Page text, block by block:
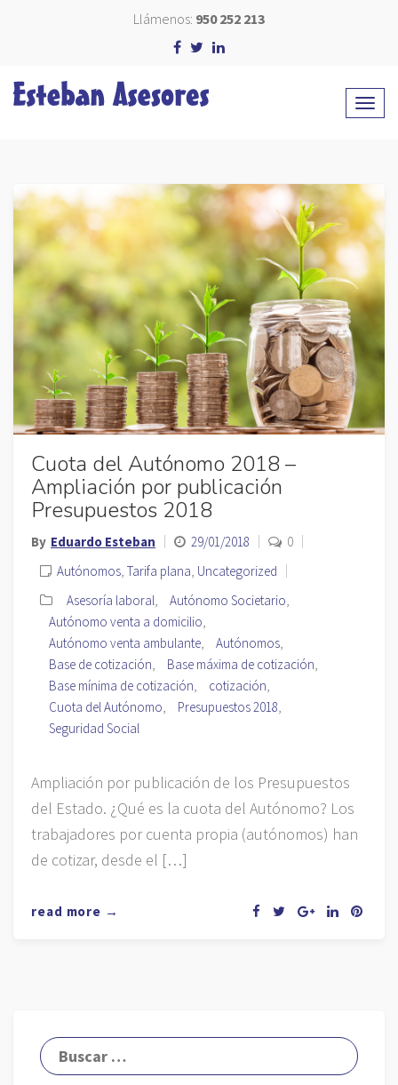
Llámenos: 950 252 213
Cuota del Autónomo 2018 –
Ampliación por publicación
Presupuestos 2018
By Eduardo Esteban 29/01/2018
0
Autónomos, Tarifa plana, Uncategorized
Asesoría laboral, Autónomo Societario,
Autónomo venta a domicilio,
Autónomo venta ambulante, Autónomos,
Base de cotización, Base máxima de cotización,
Base mínima de cotización, cotización,
Cuota del Autónomo, Presupuestos 2018,
Seguridad Social
Ampliación por publicación de los Presupuestos
del Estado. ¿Qué es la cuota del Autónomo? Los
trabajadores por cuenta propia (autónomos) han
de cotizar, desde el […]
read more →